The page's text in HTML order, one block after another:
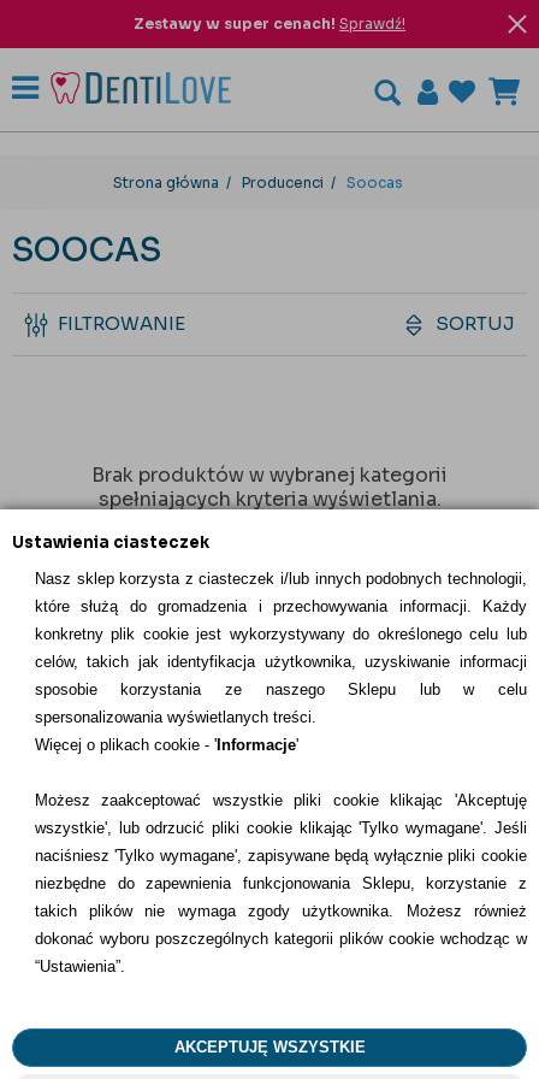
Ustawienia ciasteczek
Nasz sklep korzysta z ciasteczek i/lub innych podobnych technologii,
które służą do gromadzenia i przechowywania informacji. Każdy
konkretny plik cookie jest wykorzystywany do określonego celu lub
celów, takich jak identyfikacja użytkownika, uzyskiwanie informacji
sposobie korzystania ze naszego Sklepu lub w celu
spersonalizowania wyświetlanych treści.
Więcej o plikach cookie - 'Informacje'
Możesz zaakceptować wszystkie pliki cookie klikając 'Akceptuję
wszystkie', lub odrzucić pliki cookie klikając 'Tylko wymagane'. Jeśli
naciśniesz 'Tylko wymagane', zapisywane będą wyłącznie pliki cookie
niezbędne do zapewnienia funkcjonowania Sklepu, korzystanie z
takich plików nie wymaga zgody użytkownika. Możesz również
dokonać wyboru poszczególnych kategorii plików cookie wchodząc w
“Ustawienia”.
AKCEPTUJĘ WSZYSTKIE
Zestawy w super cenach! Sprawdź!
Strona główna Producenci Soocas
SOOCAS
FILTROWANIE SORTUJ
Brak produktów w wybranej kategorii
spełniających kryteria wyświetlania.
INFORMACJE KONTAKTOWE
Informacje
Dostawcy
Kontakt
+48 22 113 4446